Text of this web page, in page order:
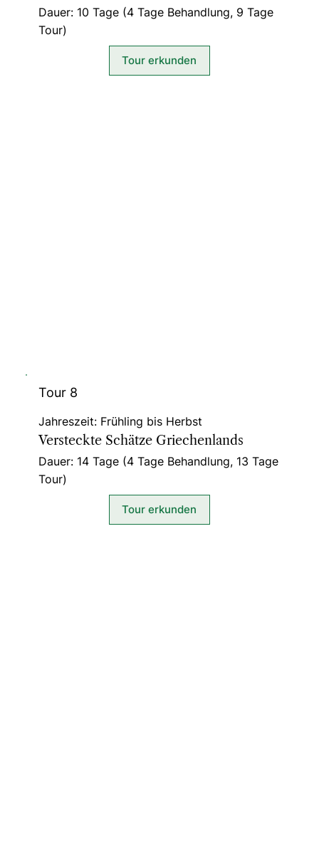
Dauer: 10 Tage (4 Tage Behandlung, 9 Tage
Tour)
Tour erkunden
Tour 8
Jahreszeit: Frühling bis Herbst
Versteckte Schätze Griechenlands
Dauer: 14 Tage (4 Tage Behandlung, 13 Tage
Tour)
Tour erkunden